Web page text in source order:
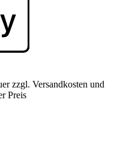
zzgl. Versandkosten und
Preis